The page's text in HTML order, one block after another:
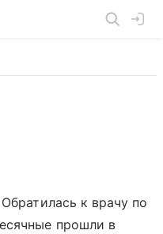
к врачу по
прошли в